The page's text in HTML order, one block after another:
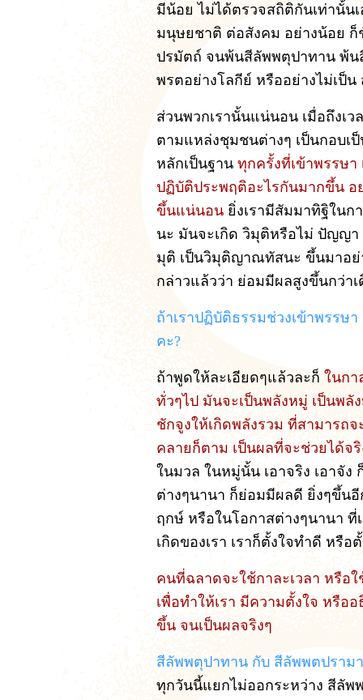
มีน้อย ไม่ได้ตรวจสถิติกันเท่านั้น
มนุษยชาติ ต่อสังคม อย่างน้อย ก็
ปรมัตถ์ จนพ้นสีลัพพตุปาทาน พ้
พรตอย่างโลกีย์ หรืออย่างไม่เป็
ส่วนพวกเรานั้นแน่นอน เมื่อถึงเ
ตามแหล่งชุมชนต่างๆ เป็นกอบเ
หลักเป็นฐาน ทุกครั้งที่เข้าพรรษา
ปฏิบัติประพฤติอะไรกันมากขึ้น อ
ขึ้นแน่นอน ยิ่งเรามีสัมมาทิฐิใน
นะ มันจะเกิด วิมุติหรือไม่ ปัญญ
มุติ เป็นวิมุติญาณทัสนะ ขึ้นมาอ
กล่าวแล้วว่า ย่อมมีผลสูงขึ้นกว่า
ถ้าเราปฏิบัติธรรมช่วงเข้าพรรษ
คะ?
ถ้าพูดให้ละเอียดๆแล้วละก็ ในกา
ทั่วๆไป มันจะเป็นพลังหมู่ เป็นพ
ชักจูงให้เกิดพลังรวม ที่สามารถ
คลายก็ตาม เป็นผลที่จะช่วยได้จริ
ในมวล ในหมู่นั้น เอาจริง เอาจั
ต่างๆนานา ก็ย่อมมีผลดี ยิ่งๆขึ้น
ฤกษ์ หรือในโอกาสต่างๆนานา ที่
เกิดของเรา เราก็ตั้งใจทำดี หรื
คนที่ฉลาดจะใช้กาละเวลา หรือ
เพื่อทำให้เรา มีความตั้งใจ หรือ
ขึ้น จนเป็นผลจริงๆ
สีลัพพตุปาทาน กับ สีลัพพตปราม
ทุกวันนี้แยกไม่ออกระหว่าง สีลั